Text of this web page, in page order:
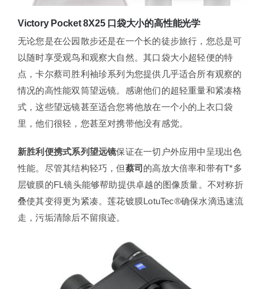
Victory Pocket 8X25 口袋大小的高性能光学
无论您是在公园散步还是在一个长的徒步旅行，您总是可
以随时享受观鸟和观察大自然。其口袋大小超轻便的特
点，卡尔蔡司胜利袖珍系列为您提供几乎适合所有观察的
情况的高性能双筒望远镜。感谢他们的超轻重量和紧凑格
式，这些望远镜甚至适合您将他放在一个小的上衣口袋
里，他们很轻，您甚至对携带他没有感觉。
新胜利便携式系列望远镜保证在一切户外应用中呈现出色
性能。尽管其结构轻巧，但蔡司 的高放大倍率和带有T*多
层镀膜的FL镜头能够帮助提供卓越的图像质量。不对称折
叠使其变得更为紧凑。莲花镀膜LotuTec®确保水滴迅速流
走，污垢清除后不留痕迹。